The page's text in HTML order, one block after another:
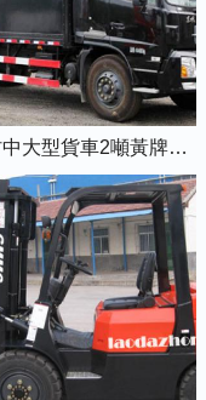
白土村中大型貨車2噸黃牌5米2廂式貨車